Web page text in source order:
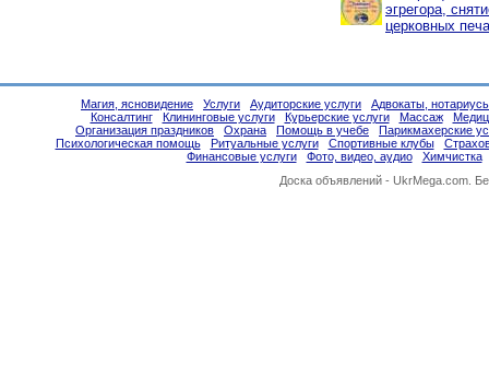
эгрегора,
церковных
Магия, ясновидение Услуги Аудиторские услуги
Адвокаты,
Консалтинг
Клининговые услуги Курьерские услуги Массаж
Организация праздников
Охрана Помощь в учебе
Парикмахерские
Психологическая помощь
Ритуальные услуги Спортивные клубы
Финансовые услуги
Фото, видео, аудио
Химчистка
Доска объявлений - UkrMega.com.